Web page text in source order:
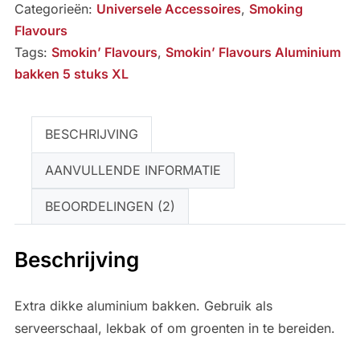
stuks
XL
aantal
Categorieën: Universele Accessoires, Smoking
Flavours
Tags: Smokin’ Flavours, Smokin’ Flavours Aluminium
bakken 5 stuks XL
BESCHRIJVING
AANVULLENDE INFORMATIE
BEOORDELINGEN (2)
Beschrijving
Extra dikke aluminium bakken. Gebruik als
serveerschaal, lekbak of om groenten in te bereiden.